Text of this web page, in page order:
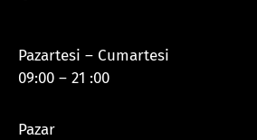
Pazartesi – Cumartesi
09:00 – 21 :00
Pazar